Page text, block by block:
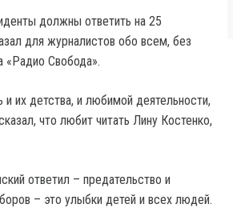
должны ответить на 25
для журналистов обо всем, без
«Радио Свобода».
их детства, и любимой деятельности,
что любит читать Лину Костенко,
ответил – предательство и
– это улыбки детей и всех людей.